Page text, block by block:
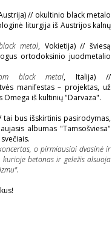
// okultinio black metalo
liturgija iš Austrijos kalnų
metal, Vokietija) // šviesą
ortodoksinio juodmetalio
black metal, Italija) //
manifestas – projektas, už
iš kultinių "Darvaza".
tai bus išskirtinis pasirodymas,
albumas "Tamsošviesa"
o pirmiausiai dvasinė ir
betonas ir geležis alsuoja
.